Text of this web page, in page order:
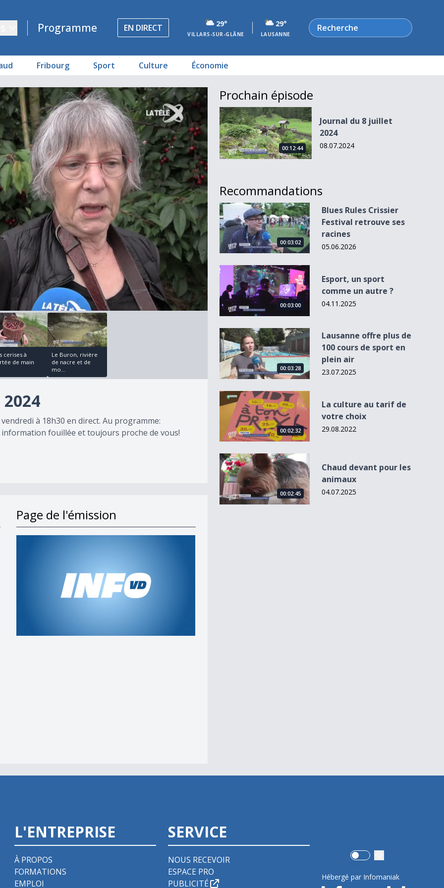
Programme EN DIRECT 29°
VILLARS-SUR-GLÂNE
29°
LAUSANNE
Rechercher
Fribourg Sport Culture Économie
cerises à
de main
00:05:44
Le Buron, rivière
de nacre et de
mo...
2024
à 18h30 en direct. Au programme:
fouillée et toujours proche de vous!
2027
Wind&quot;
Page de l'émission
Prochain épisode
Journal du 8 juillet 2024
00:12:44
Journal du 8 juillet
2024
08.07.2024
Recommandations
Blues Rules Crissier Festival retrouve ses racines
00:03:02
Blues Rules Crissier
Festival retrouve ses
racines
05.06.2026
Esport, un sport comme un autre ?
00:03:00
Esport, un sport
comme un autre ?
04.11.2025
Lausanne offre plus de 100 cours de sport en plein air
00:03:28
Lausanne offre plus de
100 cours de sport en
plein air
23.07.2025
La culture au tarif de votre choix
00:02:32
La culture au tarif de
votre choix
29.08.2022
Chaud devant pour les animaux
00:02:45
Chaud devant pour les
animaux
04.07.2025
L'ENTREPRISE
À PROPOS
FORMATIONS
EMPLOI
SERVICE
NOUS RECEVOIR
ESPACE PRO
PUBLICITÉ
Use setting
Hébergé par Infomaniak